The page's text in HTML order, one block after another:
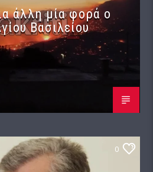
άλλη μία φορά ο
Βασιλείου
0